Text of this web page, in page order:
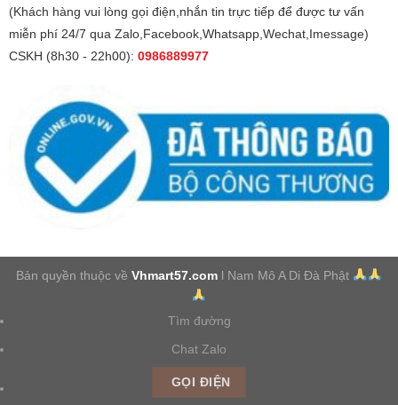
(Khách hàng vui lòng gọi điện,nhắn tin trực tiếp để được tư vấn
miễn phí 24/7 qua Zalo,Facebook,Whatsapp,Wechat,Imessage)
CSKH (8h30 - 22h00): 0986889977
Bản quyền thuộc vềVhmart57.com l Nam Mô A Di Đà Phật
Tìm đường
Chat Zalo
GỌI ĐIỆN